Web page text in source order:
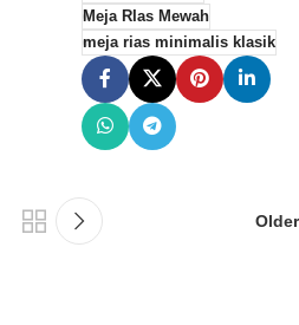
Meja RIas Mewah
meja rias minimalis klasik
Older